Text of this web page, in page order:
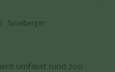
/ Spielberger
umfasst rund 200